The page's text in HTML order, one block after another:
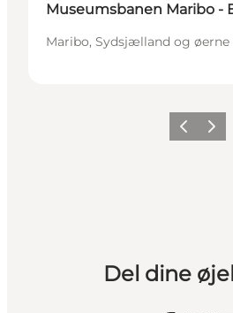
Museumsbanen Maribo -
Maribo, Sydsjælland og øerne
ForrigeNæste
Del dine